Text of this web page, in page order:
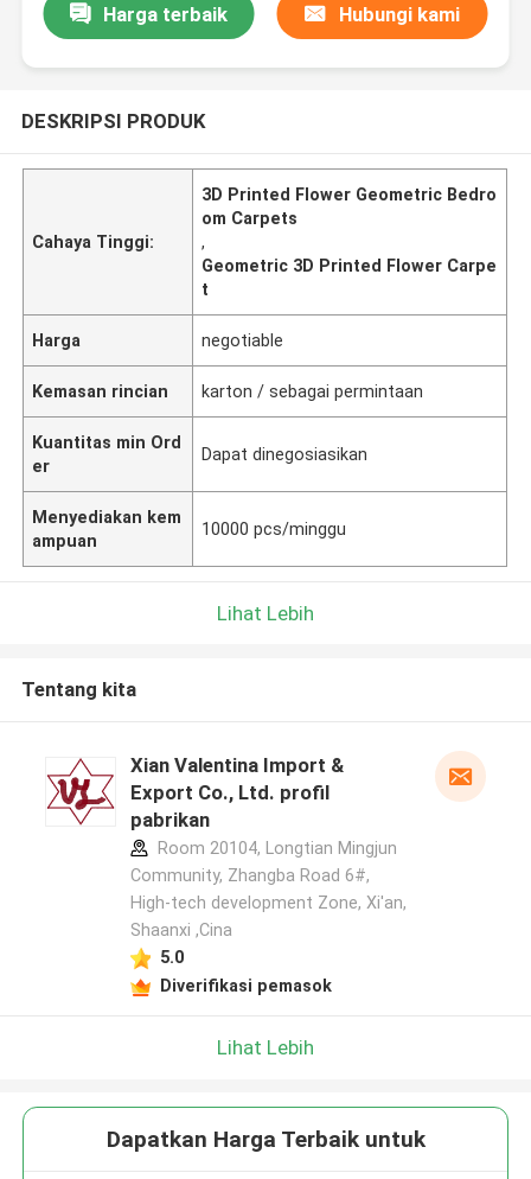
Harga terbaik Hubungi kami
DESKRIPSI PRODUK
Cahaya Tinggi:
3D Printed Flower Geometric Bedro
om Carpets
,
Geometric 3D Printed Flower Carpe
t
Harga negotiable
Kemasan rincian karton / sebagai permintaan
Kuantitas min Ord
er
Dapat dinegosiasikan
Menyediakan kem
ampuan
10000 pcs/minggu
Lihat Lebih
Tentang kita
Xian Valentina Import &
Export Co., Ltd. profil
pabrikan
Room 20104, Longtian Mingjun
Community, Zhangba Road 6#,
High-tech development Zone, Xi'an,
Shaanxi ,Cina
5.0
Diverifikasi pemasok
Lihat Lebih
Dapatkan Harga Terbaik untuk